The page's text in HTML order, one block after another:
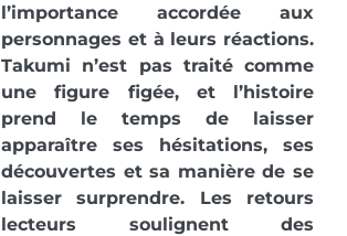
l’importance accordée aux
personnages et à leurs réactions.
Takumi n’est pas traité comme
une figure figée, et l’histoire
prend le temps de laisser
apparaître ses hésitations, ses
découvertes et sa manière de se
laisser surprendre. Les retours
lecteurs soulignent des